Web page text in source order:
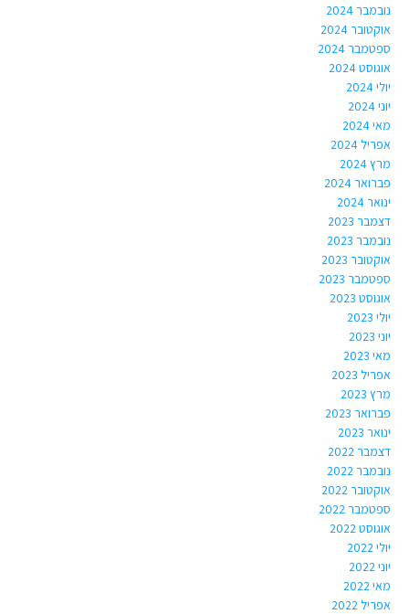
נובמבר 2024
אוקטובר 2024
ספטמבר 2024
אוגוסט 2024
יולי 2024
יוני 2024
מאי 2024
אפריל 2024
מרץ 2024
פברואר 2024
ינואר 2024
דצמבר 2023
נובמבר 2023
אוקטובר 2023
ספטמבר 2023
אוגוסט 2023
יולי 2023
יוני 2023
מאי 2023
אפריל 2023
מרץ 2023
פברואר 2023
ינואר 2023
דצמבר 2022
נובמבר 2022
אוקטובר 2022
ספטמבר 2022
אוגוסט 2022
יולי 2022
יוני 2022
מאי 2022
אפריל 2022